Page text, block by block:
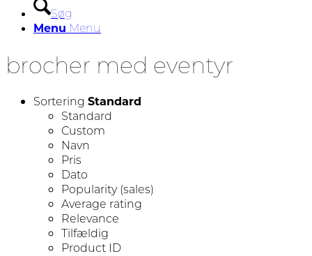
Søg
Menu Menu
brocher med eventyr
Sortering Standard
Standard
Custom
Navn
Pris
Dato
Popularity (sales)
Average rating
Relevance
Tilfældig
Product ID